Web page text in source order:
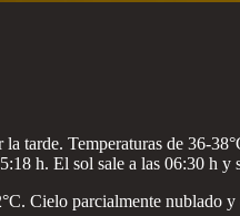
tarde. Temperaturas de 36-
h. El sol sale a las 06:30 h y
Cielo parcialmente nublado